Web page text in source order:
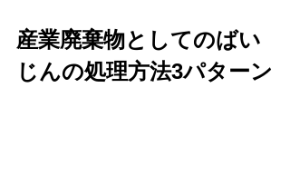
産業廃棄物としてのばい
じんの処理方法3パターン